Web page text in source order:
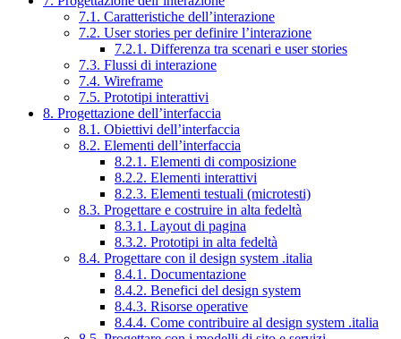
7.1. Caratteristiche dell’interazione
7.2. User stories per definire l’interazione
7.2.1. Differenza tra scenari e user stories
7.3. Flussi di interazione
7.4. Wireframe
7.5. Prototipi interattivi
8. Progettazione dell’interfaccia
8.1. Obiettivi dell’interfaccia
8.2. Elementi dell’interfaccia
8.2.1. Elementi di composizione
8.2.2. Elementi interattivi
8.2.3. Elementi testuali (microtesti)
8.3. Progettare e costruire in alta fedeltà
8.3.1. Layout di pagina
8.3.2. Prototipi in alta fedeltà
8.4. Progettare con il design system .italia
8.4.1. Documentazione
8.4.2. Benefici del design system
8.4.3. Risorse operative
8.4.4. Come contribuire al design system .italia